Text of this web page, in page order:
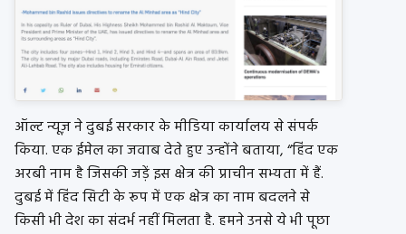
ऑल्ट न्यूज़ ने दुबई सरकार के मीडिया कार्यालय से संपर्क
किया. एक ईमेल का जवाब देते हुए उन्होंने बताया, “हिंद एक
अरबी नाम है जिसकी जड़ें इस क्षेत्र की प्राचीन सभ्यता में हैं.
दुबई में हिंद सिटी के रूप में एक क्षेत्र का नाम बदलने से
किसी भी देश का संदर्भ नहीं मिलता है. हमने उनसे ये भी पूछा